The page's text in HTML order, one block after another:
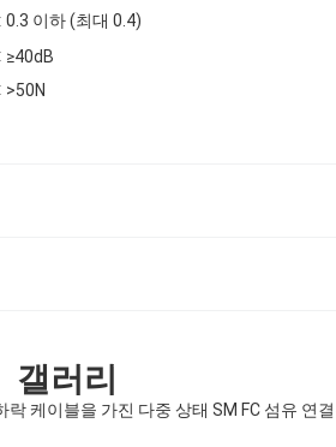
0.3 이하 (최대 0.4)
≥40dB
>50N
갤러리
케이블을 가진 다중 상태 SM FC 섬유 연